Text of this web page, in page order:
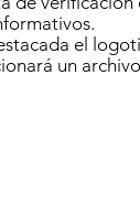
el
un